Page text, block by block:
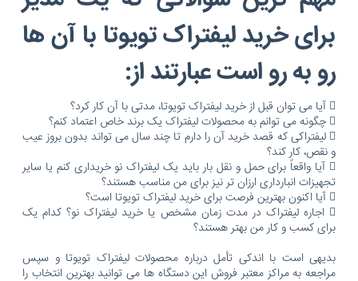
برای خرید لیفتراک تویوتا با آن ها
رو به رو است عبارتند از:
 آیا می توان قبل از خرید لیفتراک تویوتا، مدتی با آن کار کرد؟
 چگونه می توانم به محصولات لیفتراک یک برند خاص اعتماد کنم؟
 لیفتراکی که قصد خرید آن را دارم تا چند سال می تواند بدون بروز عیب
و نقص، کار کند؟
 آیا واقعاً برای حمل و نقل بار باید یک لیفتراک نو خریداری کنم یا سایر
تجهیزات انبارداری ارزان تر نیز برای من مناسب هستند؟
 آیا اکنون بهترین فرصت برای خرید لیفتراک تویوتا است؟
 اجاره لیفتراک در مدت زمان مشخص یا خرید لیفتراک نو؟ کدام یک
برای کسب و کار من بهتر هستند؟
بدیهی است با اندکی تأمل درباره محصولات لیفتراک تویوتا و سپس
مراجعه به مراکز معتبر فروش این دستگاه ها می توانید بهترین انتخاب را